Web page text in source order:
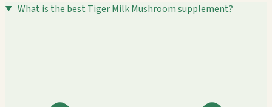
What is the best Tiger Milk Mushroom supplement?